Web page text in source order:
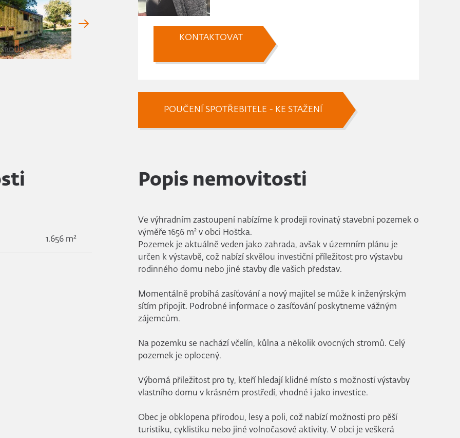
KONTAKTOVAT
POUČENÍ SPOTŘEBITELE - KE STAŽENÍ
1.656 m2
Popis nemovitosti
Ve výhradním zastoupení nabízíme k prodeji rovinatý stavební pozemek o
výměře 1656 m² v obci Hoštka.
Pozemek je aktuálně veden jako zahrada, avšak v územním plánu je
určen k výstavbě, což nabízí skvělou investiční příležitost pro výstavbu
rodinného domu nebo jiné stavby dle vašich představ.
Momentálně probíhá zasíťování a nový majitel se může k inženýrským
sítím připojit. Podrobné informace o zasíťování poskytneme vážným
zájemcům.
Na pozemku se nachází včelín, kůlna a několik ovocných stromů. Celý
pozemek je oplocený.
Výborná příležitost pro ty, kteří hledají klidné místo s možností výstavby
vlastního domu v krásném prostředí, vhodné i jako investice.
Obec je obklopena přírodou, lesy a poli, což nabízí možnosti pro pěší
turistiku, cyklistiku nebo jiné volnočasové aktivity. V obci je veškerá